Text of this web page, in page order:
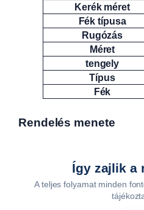
Kerék méret
Fék típusa
Rugózás
Méret
tengely
Típus
Fék
Rendelés menete
Így zajlik a
A teljes folyamat minden